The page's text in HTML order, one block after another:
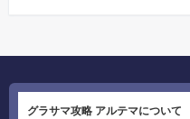
グラサマ攻略 アルテマについて